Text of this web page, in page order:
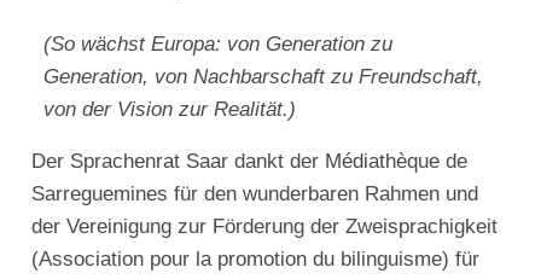
(So wächst Europa: von Generation zu
Generation, von Nachbarschaft zu Freundschaft,
von der Vision zur Realität.)
Der Sprachenrat Saar dankt der Médiathèque de
Sarreguemines für den wunderbaren Rahmen und
der Vereinigung zur Förderung der Zweisprachigkeit
(Association pour la promotion du bilinguisme) für